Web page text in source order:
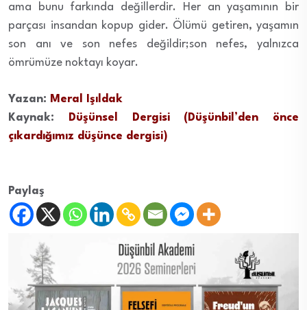
ama bunu farkında değillerdir. Her an yaşamının bir
parçası insandan kopup gider. Ölümü getiren, yaşamın
son anı ve son nefes değildir;son nefes, yalnızca
ömrümüze noktayı koyar.
Yazan: Meral Işıldak
Kaynak:
Düşünsel Dergisi (Düşünbil’den önce
çıkardığımız düşünce dergisi)
Paylaş